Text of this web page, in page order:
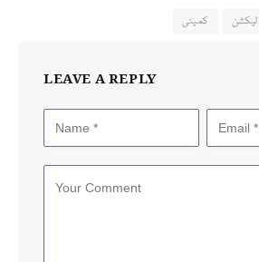
کمیٹی
LEAVE A REPLY